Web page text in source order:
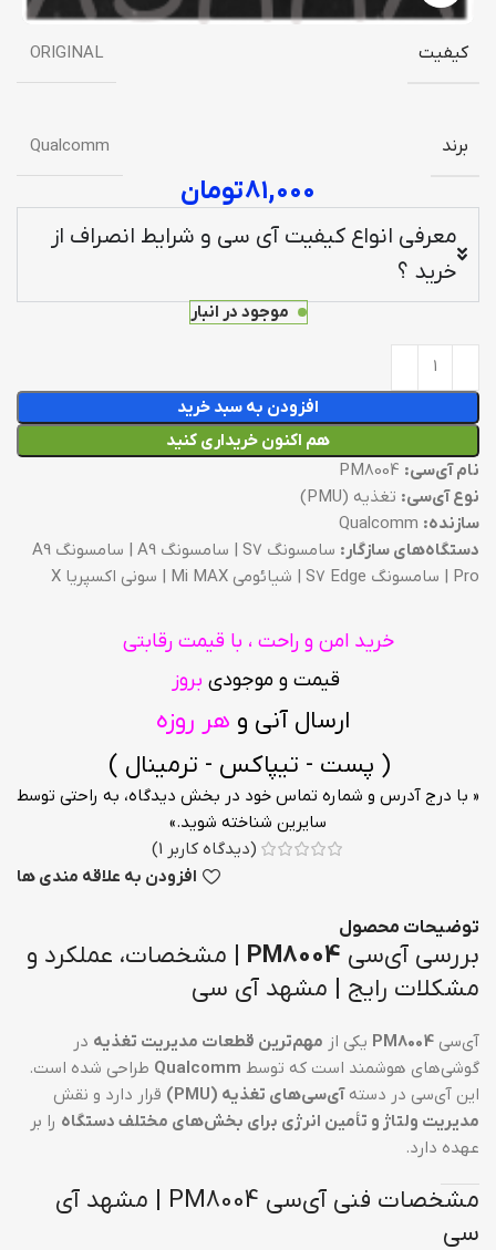
کیفیت ORIGINAL
برند Qualcomm
۸۱,۰۰۰تومان
معرفی انواع کیفیت آی سی و شرایط انصراف از
خرید ؟
موجود در انبار
افزودن به سبد خرید
هم اکنون خریداری کنید
نام آی‌سی:
نوع آی‌سی: تغذیه (PMU)
سازنده:
دستگاه‌های سازگار:
سامسونگ S7 | سامسونگ A9 | سامسونگ A9
Pro | سامسونگ S7 Edge | شیائومی Mi MAX | سونی اکسپریا X
خرید امن و راحت ، با قیمت رقابتی
قیمت و موجودی بروز
ارسال آنی و هر روزه
( پست - تیپاکس - ترمینال )
« با درج آدرس و شماره تماس خود در بخش دیدگاه، به راحتی توسط
سایرین شناخته شوید.»
(دیدگاه کاربر 1
)
افزودن به علاقه مندی ها
توضیحات محصول
بررسی آی‌سی PM8004 | مشخصات، عملکرد و
مشکلات رایج | مشهد آی سی
آی‌سی PM8004 یکی از مهم‌ترین قطعات مدیریت تغذیه در
گوشی‌های هوشمند است که توسط Qualcomm طراحی شده است.
این آی‌سی در دستهآی‌سی‌های تغذیه (PMU)
قرار دارد و نقش
مدیریت ولتاژ و تأمین انرژی برای بخش‌های مختلف دستگاه را بر
عهده دارد.
مشخصات فنی آی‌سی PM8004 | مشهد آی
سی